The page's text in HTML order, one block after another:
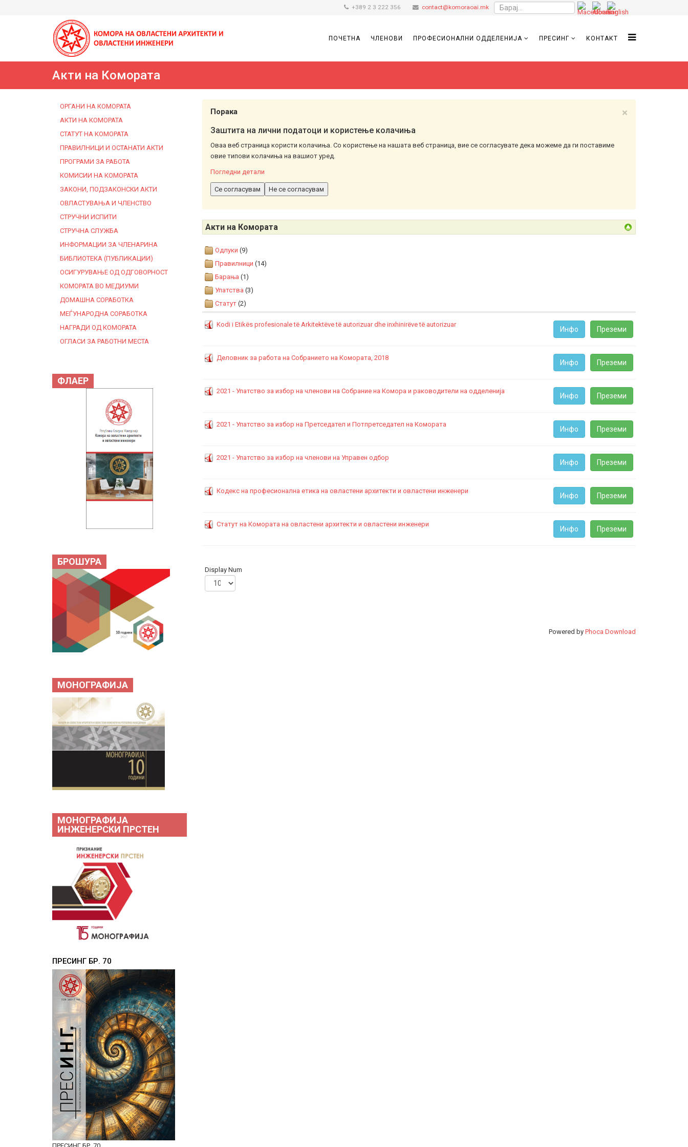
+389 2 3 222 356 contact@komoraoai.mk
ПОЧЕТНА ЧЛЕНОВИ ПРОФЕСИОНАЛНИ ОДДЕЛЕНИЈА ПРЕСИНГ КОНТАКТ
Акти на Комората
ОРГАНИ НА КОМОРАТА
АКТИ НА КОМОРАТА
СТАТУТ НА КОМОРАТА
ПРАВИЛНИЦИ И ОСТАНАТИ АКТИ
ПРОГРАМИ ЗА РАБОТА
КОМИСИИ НА КОМОРАТА
ЗАКОНИ, ПОДЗАКОНСКИ АКТИ
ОВЛАСТУВАЊА И ЧЛЕНСТВО
СТРУЧНИ ИСПИТИ
СТРУЧНА СЛУЖБА
ИНФОРМАЦИИ ЗА ЧЛЕНАРИНА
БИБЛИОТЕКА (ПУБЛИКАЦИИ)
ОСИГУРУВАЊЕ ОД ОДГОВОРНОСТ
КОМОРАТА ВО МЕДИУМИ
ДОМАШНА СОРАБОТКА
МЕЃУНАРОДНА СОРАБОТКА
НАГРАДИ ОД КОМОРАТА
ОГЛАСИ ЗА РАБОТНИ МЕСТА
ФЛАЕР
БРОШУРА
МОНОГРАФИЈА
МОНОГРАФИЈА
ИНЖЕНЕРСКИ ПРСТЕН
ПРЕСИНГ БР. 70
×
Порака
Заштита на лични податоци и користење колачиња
Оваа веб страница користи колачиња. Со користење на нашата веб страница, вие се согласувате дека можеме да ги поставиме
овие типови колачиња на вашиот уред.
Погледни детали
Се согласувам Не се согласувам
Акти на Комората
Одлуки (9)
Правилници (14)
Барања (1)
Упатства (3)
Статут (2)
Kodi i Etikës profesionale të Arkitektëve të autorizuar dhe inxhinirëve të autorizuar
Преземи
Инфо
Деловник за работа на Собранието на Комората, 2018
Преземи
Инфо
2021 - Упатство за избор на членови на Собрание на Комора и раководители на одделенија
Преземи
Инфо
2021 - Упатство за избор на Претседател и Потпретседател на Комората
Преземи
Инфо
2021 - Упатство за избор на членови на Управен одбор
Преземи
Инфо
Кодекс на професионална етика на овластени архитекти и овластени инженери
Преземи
Инфо
Статут на Комората на овластени архитекти и овластени инженери
Преземи
Инфо
Display Num
Powered by Phoca Download